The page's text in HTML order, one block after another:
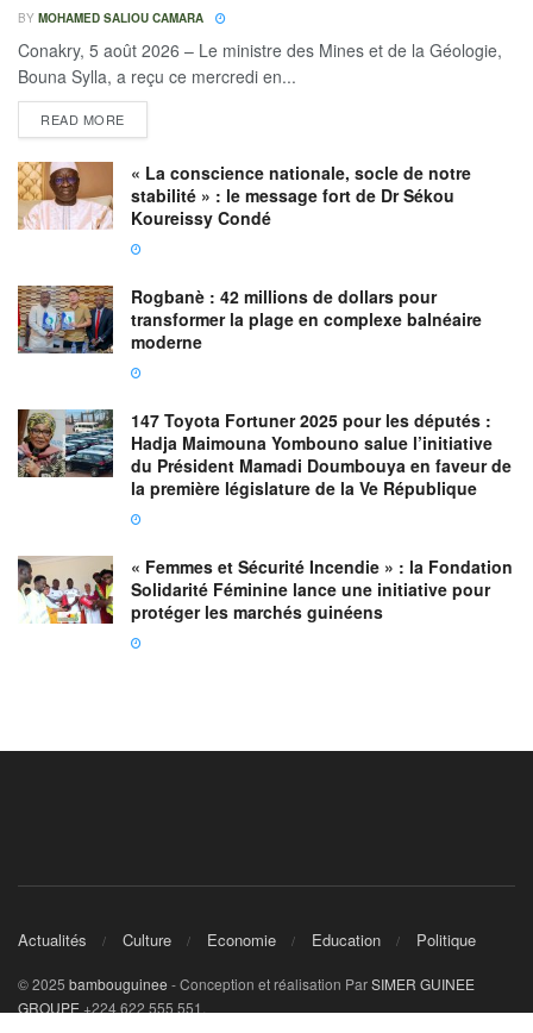
BY MOHAMED SALIOU CAMARA
Conakry, 5 août 2026 – Le ministre des Mines et de la Géologie,
Bouna Sylla, a reçu ce mercredi en...
READ MORE
« La conscience nationale, socle de notre
stabilité » : le message fort de Dr Sékou
Koureissy Condé
Rogbanè : 42 millions de dollars pour
transformer la plage en complexe balnéaire
moderne
147 Toyota Fortuner 2025 pour les députés :
Hadja Maimouna Yombouno salue l’initiative
du Président Mamadi Doumbouya en faveur de
la première législature de la Ve République
« Femmes et Sécurité Incendie » : la Fondation
Solidarité Féminine lance une initiative pour
protéger les marchés guinéens
Actualités Culture Economie Education Politique
© 2025 bambouguinee - Conception et réalisation ParSIMER GUINEE
GROUPE+224 622 555 551.